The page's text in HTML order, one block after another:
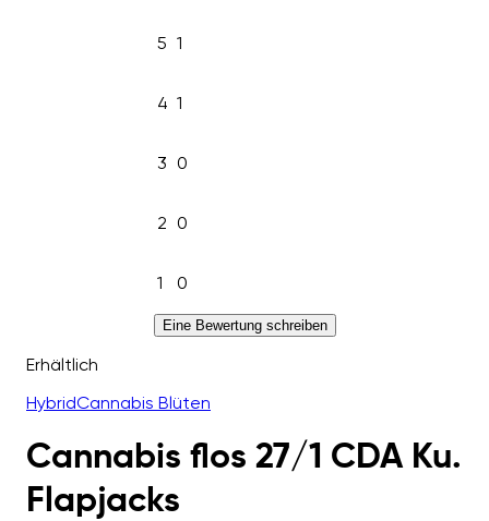
5 1
4 1
3 0
2 0
1 0
Eine Bewertung schreiben
Erhältlich
HybridCannabis Blüten
Cannabis flos 27/1 CDA Ku.
Flapjacks